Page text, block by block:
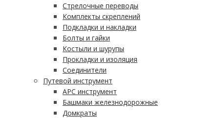
Стрелочные переводы
Комплекты скреплений
Подкладки и накладки
Болты и гайки
Костыли и шурупы
Прокладки и изоляция
Соединители
Путевой инструмент
АРС инструмент
Башмаки железнодорожные
Домкраты